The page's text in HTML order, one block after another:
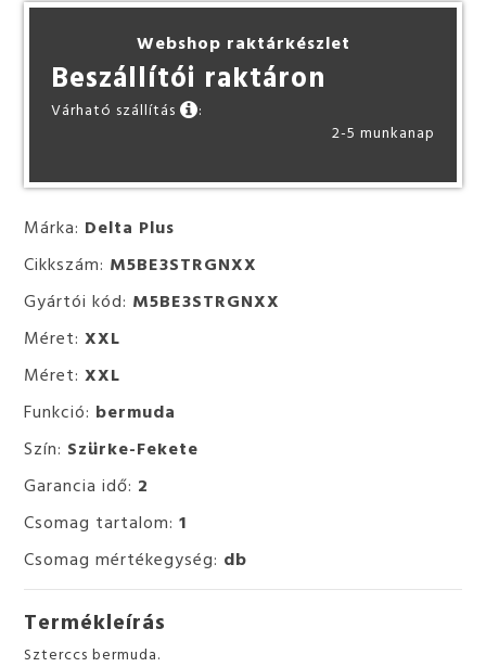
Márka: Delta Plus
Cikkszám: M5BE3STRGNXX
Gyártói kód: M5BE3STRGNXX
Méret:XXL
Méret:XXL
Funkció: bermuda
Szín: Szürke-Fekete
Garancia idő: 2
Csomag tartalom:1
Csomag mértékegység: db
Termékleírás
Szterccs bermuda.
Webshop raktárkészlet
Beszállítói raktáron
Várható szállítás
:
2-5 munkanap